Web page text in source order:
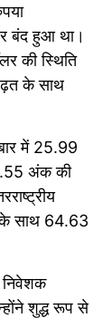
बंद हुआ था।
की स्थिति
के साथ
में 25.99
अंक की
के साथ 64.63
निवेशक
शुद्ध रूप से